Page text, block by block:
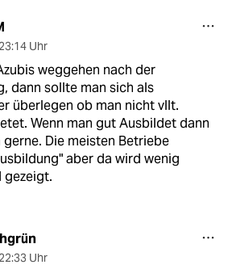
23:14 Uhr
weggehen nach der
dann sollte man sich als
überlegen ob man nicht vllt.
Wenn man gut Ausbildet dann
Die meisten Betriebe
aber da wird wenig
gezeigt.
22:33 Uhr